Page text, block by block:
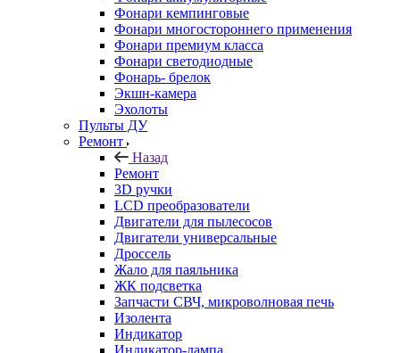
Фонари кемпинговые
Фонари многостороннего применения
Фонари премиум класса
Фонари светодиодные
Фонарь- брелок
Экшн-камера
Эхолоты
Пульты ДУ
Ремонт
Назад
Ремонт
3D ручки
LCD преобразователи
Двигатели для пылесосов
Двигатели универсальные
Дроссель
Жало для паяльника
ЖК подсветка
Запчасти СВЧ, микроволновая печь
Изолента
Индикатор
Индикатор-лампа